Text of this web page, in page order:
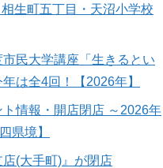
生町五丁目・天沼小学校
民大学講座「生きるとい
は全4回！【2026年】
情報・開店閉店 ～2026年
県境】
店(大手町)』が閉店